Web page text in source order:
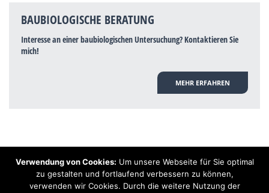
BAUBIOLOGISCHE BERATUNG
Interesse an einer baubiologischen Untersuchung? Kontaktieren Sie
mich!
MEHR ERFAHREN
Hinweis: Trotz zahlreicher Studien, die einen Zusammenhang zwischen
Elektrosmog und gesundheitlichen Problemen aufzeigen, ist es von der
praktischen Schulmedizin bisher wissenschaftlich nicht anerkannt, dass
Verwendung von Cookies: Um unsere Webseite für Sie optimal
zu gestalten und fortlaufend verbessern zu können,
verwenden wir Cookies. Durch die weitere Nutzung der